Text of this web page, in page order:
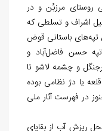
روستای مرزبُن و در
اشراف و تسلطی که
تپه‌های باستانی قوض
حسن فاضل‌آباد و
و چشمه لاشو تا
یا دژ نظامی بوده
در فهرست آثار ملی
ریزش آب از بقایای